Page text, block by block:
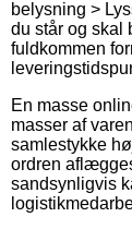
belysning >
du står og skal
fuldkommen
En masse
masser af
samlestykke
ordren
sandsynligvis